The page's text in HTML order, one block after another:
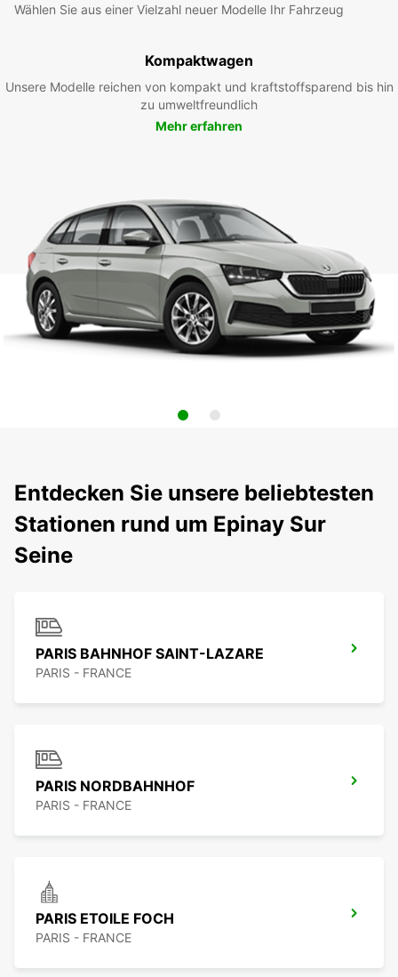
Wählen Sie aus einer Vielzahl neuer Modelle Ihr Fahrzeug
Kompaktwagen
Unsere Modelle reichen von kompakt und kraftstoffsparend bis hin
zu umweltfreundlich
Mehr erfahren
Entdecken Sie unsere beliebtesten
Stationen rund um Epinay Sur
Seine
PARIS BAHNHOF SAINT-LAZARE
PARIS - FRANCE
PARIS NORDBAHNHOF
PARIS - FRANCE
PARIS ETOILE FOCH
PARIS - FRANCE